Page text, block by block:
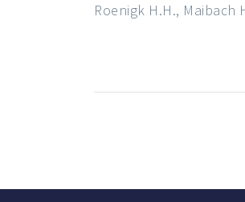
Roenigk H.H., Maibach